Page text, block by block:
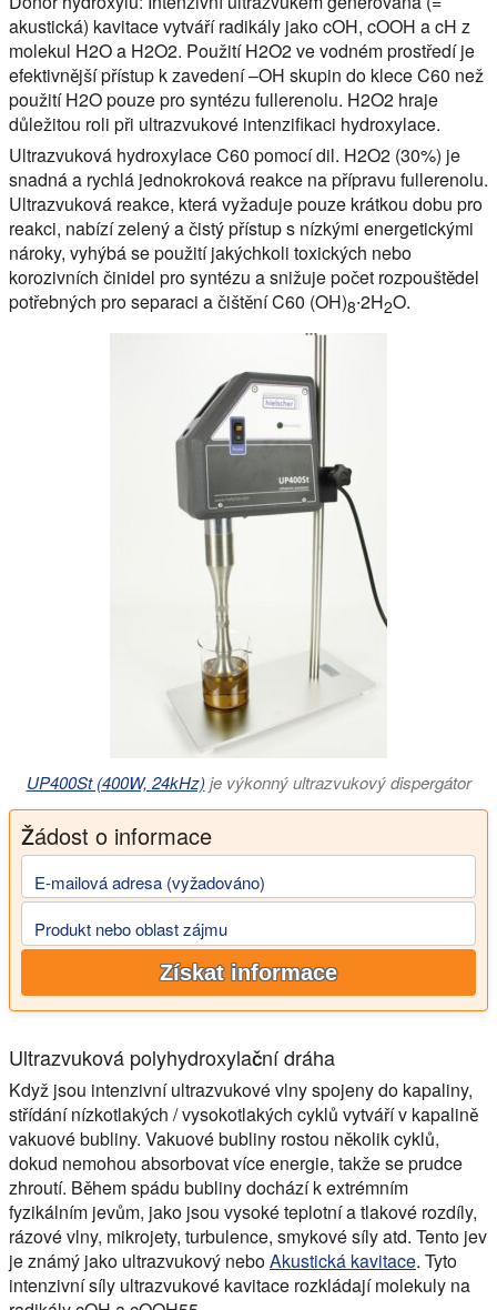
akustická) kavitace vytváří radikály jako cOH, cOOH a cH z
molekul H2O a H2O2. Použití H2O2 ve vodném prostředí je
efektivnější přístup k zavedení –OH skupin do klece C60 než
použití H2O pouze pro syntézu fullerenolu. H2O2 hraje
důležitou roli při ultrazvukové intenzifikaci hydroxylace.
Ultrazvuková hydroxylace C60 pomocí dil. H2O2 (30%) je
snadná a rychlá jednokroková reakce na přípravu fullerenolu.
Ultrazvuková reakce, která vyžaduje pouze krátkou dobu pro
reakci, nabízí zelený a čistý přístup s nízkými energetickými
nároky, vyhýbá se použití jakýchkoli toxických nebo
korozivních činidel pro syntézu a snižuje počet rozpouštědel
potřebných pro separaci a čištění C60 (OH)8∙2H2O.
UP400St (400W, 24kHz) je výkonný ultrazvukový dispergátor
Žádost o informace
E-mailová adresa (vyžadováno)
Produkt nebo oblast zájmu
Získat informace
Ultrazvuková polyhydroxylační dráha
Když jsou intenzivní ultrazvukové vlny spojeny do kapaliny,
střídání nízkotlakých / vysokotlakých cyklů vytváří v kapalině
vakuové bubliny. Vakuové bubliny rostou několik cyklů,
dokud nemohou absorbovat více energie, takže se prudce
zhroutí. Během spádu bubliny dochází k extrémním
fyzikálním jevům, jako jsou vysoké teplotní a tlakové rozdíly,
rázové vlny, mikrojety, turbulence, smykové síly atd. Tento jev
je známý jako ultrazvukový neboAkustická kavitace. Tyto
intenzivní síly ultrazvukové kavitace rozkládají molekuly na